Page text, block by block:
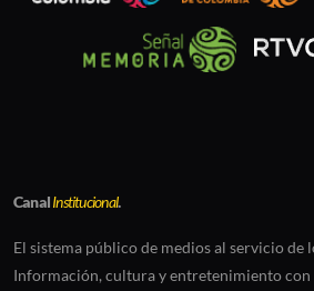
CanalInstitucional.
El sistema público de medios al servicio de
Información, cultura y entretenimiento con